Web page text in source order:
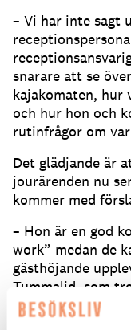
– Vi har inte sagt
snarare att se
kajakomaten, hur
och hur hon och
rutinfrågor om
Det glädjande är
jourärenden nu
kommer med
– Hon är en god
work” medan de
gästhöjande
Tummalid, som
tiden.